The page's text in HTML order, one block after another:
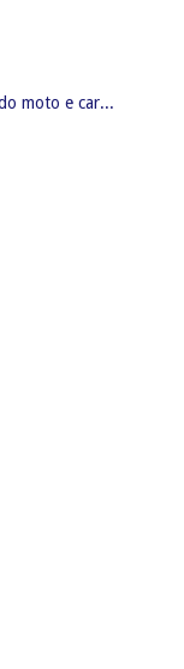
moto e car...